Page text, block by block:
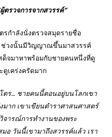
ตรวจการจากสวรรค์”
กำลังนั่งตรวจสมุดรายชื่อ
ช่วงนั้นมีวิญญาณขึ้นมาสวรรค์
ด็จมาหาพร้อมกับชายคนหนึ่งที่ดู
เคร่งครัดมาก
ตร… ชายคนนี้ตอนอยู่บนโลกเขา
าก เขาเขียนตำราศาสนศาสตร์
จารณ์การทำงานของพระ
อ วันนี้เขามาถึงสวรรค์แล้ว เรา